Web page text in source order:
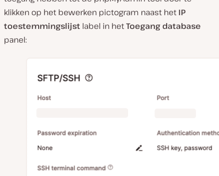
klikken op het bewerken pictogram naast het IP
toestemmingslijst label in hetToegang database
panel: